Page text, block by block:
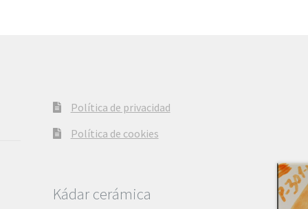
Política de privacidad
Política de cookies
Kádar cerámica